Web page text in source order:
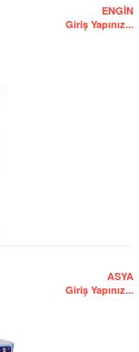
ENGİN
Giriş Yapınız...
ASYA
Giriş Yapınız...